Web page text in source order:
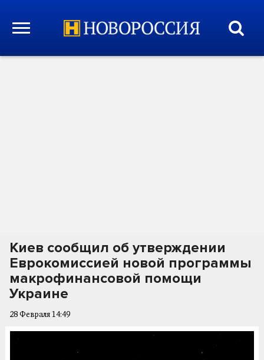
Киев сообщил об утверждении
Еврокомиссией новой программы
макрофинансовой помощи
Украине
28 Февраля 14:49